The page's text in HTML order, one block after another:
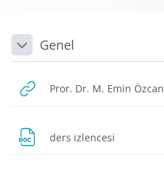
Bloklar
Bölüm anahatları
DaraltGenel
Pror. Dr. M. Emin Özcan
ders izlencesi